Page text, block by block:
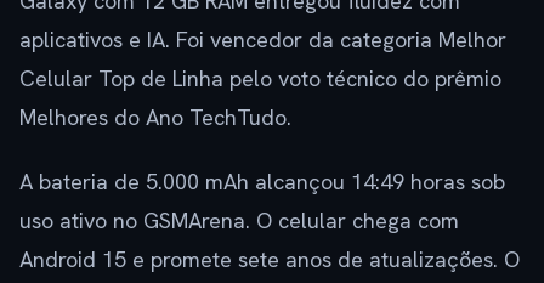
aplicativos e IA. Foi vencedor da categoria Melhor
Celular Top de Linha pelo voto técnico do prêmio
Melhores do Ano TechTudo.
A bateria de 5.000 mAh alcançou 14:49 horas sob
uso ativo no GSMArena. O celular chega com
Android 15 e promete sete anos de atualizações. O